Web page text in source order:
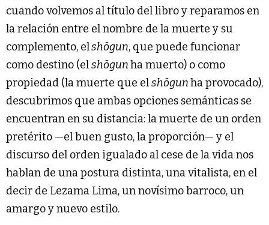
cuando volvemos al título del libro y reparamos en
la relación entre el nombre de la muerte y su
complemento, elshōgun, que puede funcionar
como destino (elshōgunha muerto) o como
propiedad (la muerte que elshōgunha provocado),
descubrimos que ambas opciones semánticas se
encuentran en su distancia: la muerte de un orden
pretérito —el buen gusto, la proporción— y el
discurso del orden igualado al cese de la vida nos
hablan de una postura distinta, una vitalista, en el
decir de Lezama Lima, un novísimo barroco, un
amargo y nuevo estilo.